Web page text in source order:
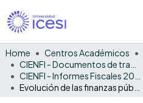
Home Centros Académicos